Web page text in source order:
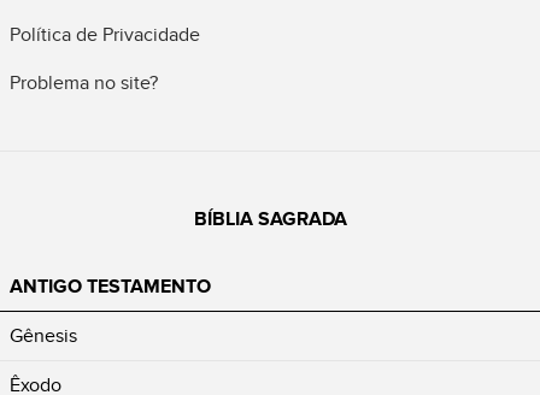
Política de Privacidade
Problema no site?
BÍBLIA SAGRADA
ANTIGO TESTAMENTO
Gênesis
Êxodo